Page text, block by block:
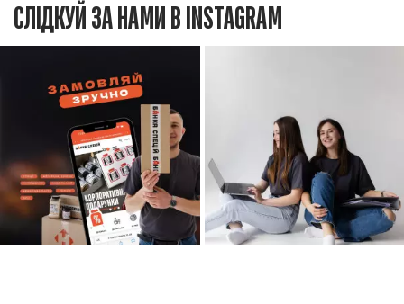
СЛІДКУЙ ЗА НАМИ В INSTAGRAM